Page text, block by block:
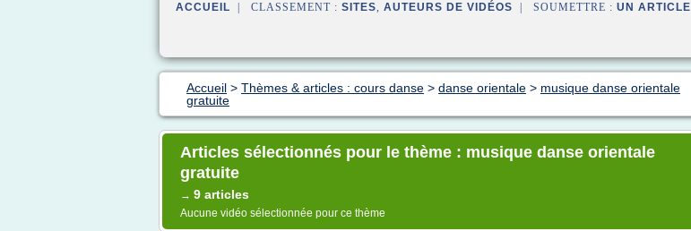
ACCUEIL | CLASSEMENT : SITES, AUTEURS DE VIDÉOS | SOUMETTRE : UN ARTICLE
Accueil > Thèmes & articles : cours danse > danse orientale > musique danse orientale
gratuite
Articles sélectionnés pour le thème : musique danse orientale
gratuite
→ 9 articles
Aucune vidéo sélectionnée pour ce thème